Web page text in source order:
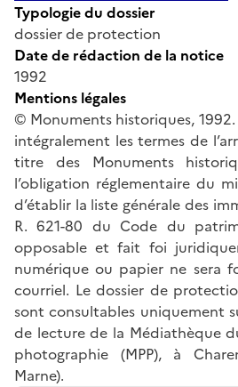
Typologie du dossier
dossier de protection
Date de rédaction de la notice
1992
Mentions légales
© Monuments historiques,
intégralement les termes de
titre des Monuments
l’obligation réglementaire du
d’établir la liste générale des
R. 621-80 du Code du
opposable et fait foi
numérique ou papier ne sera
courriel. Le dossier de
sont consultables uniquement
de lecture de la Médiathèque
photographie (MPP), à
Marne).